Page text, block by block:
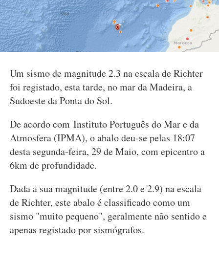
Um sismo de magnitude 2.3 na escala de Richter
foi registado, esta tarde, no mar da Madeira, a
Sudoeste da Ponta do Sol.
De acordo com Instituto Português do Mar e da
Atmosfera (IPMA), o abalo deu-se pelas 18:07
desta segunda-feira, 29 de Maio, com epicentro a
6km de profundidade.
Dada a sua magnitude (entre 2.0 e 2.9) na escala
de Richter, este abalo é classificado como um
sismo "muito pequeno", geralmente não sentido e
apenas registado por sismógrafos.